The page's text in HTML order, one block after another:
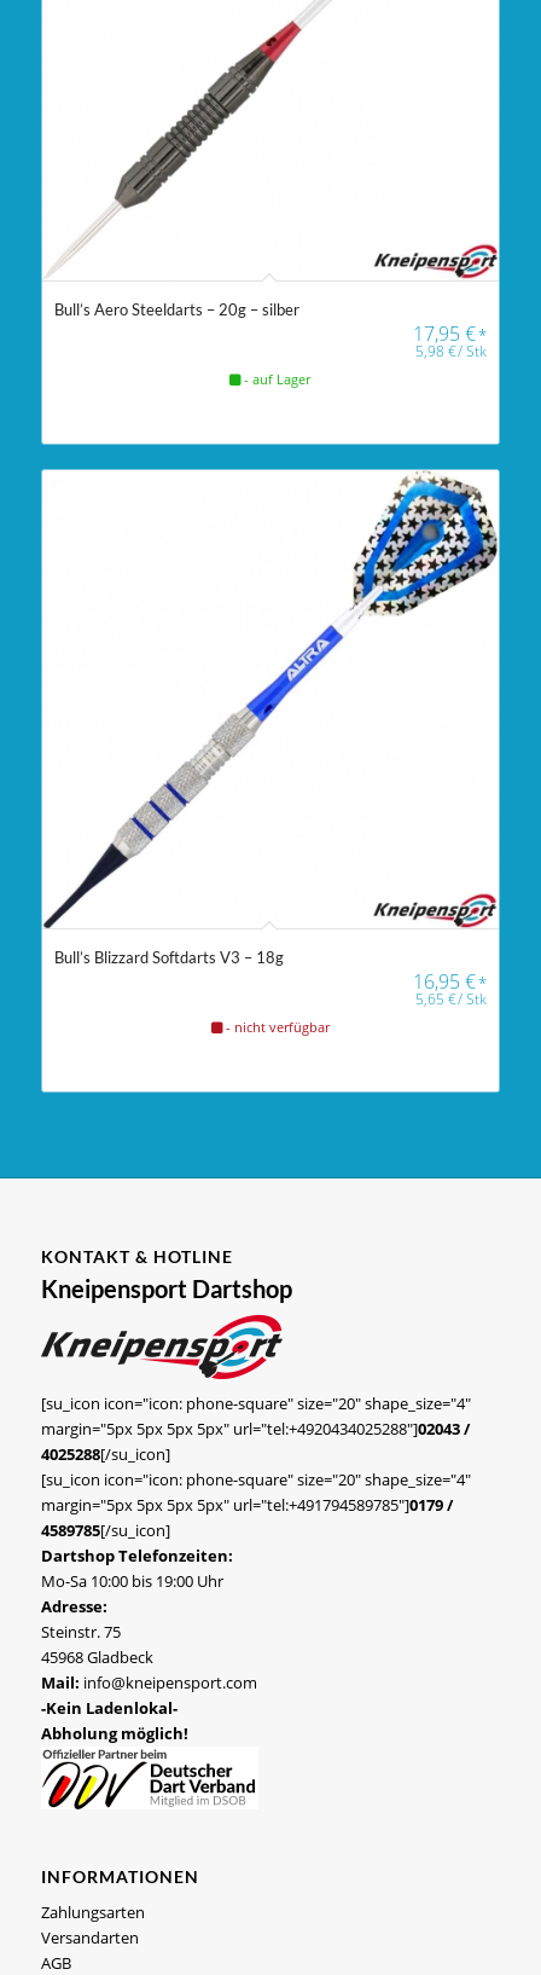
Bull’s Aero Steeldarts – 20g – silber
17,95€*
5,98€/Stk
- auf Lager
Bull’s Blizzard Softdarts V3 – 18g
16,95€*
5,65€/Stk
- nicht verfügbar
KONTAKT & HOTLINE
Kneipensport Dartshop
[su_icon icon="icon: phone-square" size="20" shape_size="4"
margin="5px 5px 5px 5px" url="tel:+4920434025288"]02043 /
4025288[/su_icon]
[su_icon icon="icon: phone-square" size="20" shape_size="4"
margin="5px 5px 5px 5px" url="tel:+491794589785"]0179 /
4589785[/su_icon]
Dartshop Telefonzeiten:
Mo-Sa 10:00 bis 19:00 Uhr
Adresse:
Steinstr. 75
45968 Gladbeck
Mail: info@kneipensport.com
-Kein Ladenlokal-
Abholung möglich!
INFORMATIONEN
Zahlungsarten
Versandarten
AGB